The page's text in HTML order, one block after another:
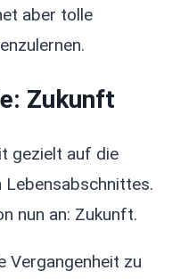
aber tolle
Zukunft
gezielt auf die
Lebensabschnittes.
nun an: Zukunft.
Vergangenheit zu